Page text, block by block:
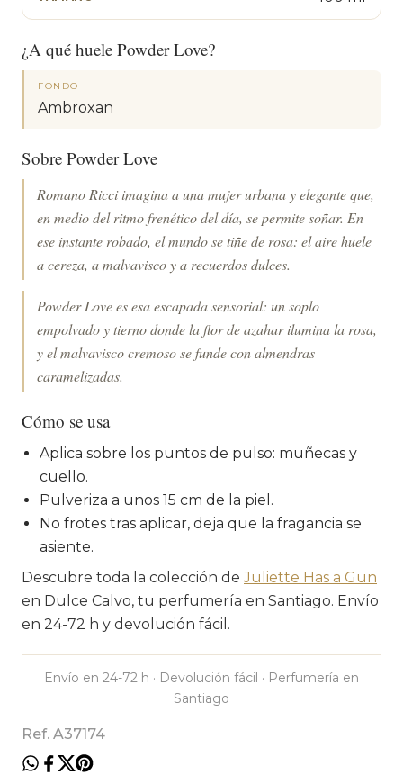
¿A qué huele Powder Love?
FONDO
Ambroxan
Sobre Powder Love
Romano Ricci imagina a una mujer urbana y elegante que,
en medio del ritmo frenético del día, se permite soñar. En
ese instante robado, el mundo se tiñe de rosa: el aire huele
a cereza, a malvavisco y a recuerdos dulces.
Powder Love es esa escapada sensorial: un soplo
empolvado y tierno donde la flor de azahar ilumina la rosa,
y el malvavisco cremoso se funde con almendras
caramelizadas.
Cómo se usa
Aplica sobre los puntos de pulso: muñecas y
cuello.
Pulveriza a unos 15 cm de la piel.
No frotes tras aplicar, deja que la fragancia se
asiente.
Descubre toda la colección deJuliette Has a Gun
en Dulce Calvo, tu perfumería en Santiago. Envío
en 24-72 h y devolución fácil.
Envío en 24-72 h · Devolución fácil · Perfumería en
Santiago
Ref. A37174